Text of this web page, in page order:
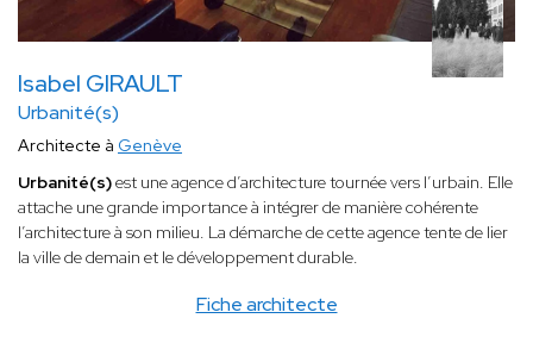
Isabel GIRAULT
Urbanité(s)
Fiche architecte
Architecte à Genève
Urbanité(s)est une agence d’architecture tournée vers l’urbain. Elle
attache une grande importance à intégrer de manière cohérente
l’architecture à son milieu. La démarche de cette agence tente de lier
la ville de demain et le développement durable.